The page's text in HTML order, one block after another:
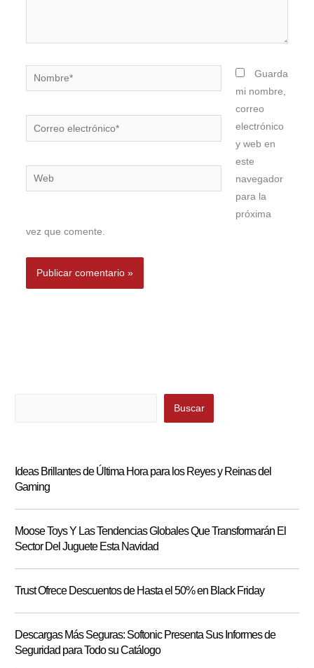
Nombre*
Correo
electrónico*
Web
Guarda
mi nombre,
correo
electrónico
y web en
este
navegador
para la
próxima
vez que comente.
Buscar
Ideas Brillantes de Última Hora para los Reyes y Reinas del
Gaming
Moose Toys Y Las Tendencias Globales Que Transformarán El
Sector Del Juguete Esta Navidad
Trust Ofrece Descuentos de Hasta el 50% en Black Friday
Descargas Más Seguras: Softonic Presenta Sus Informes de
Seguridad para Todo su Catálogo